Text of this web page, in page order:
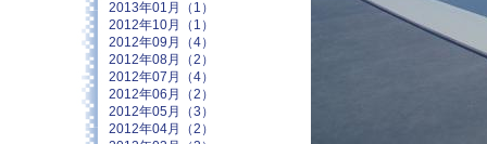
2013年01月（1）
2012年10月（1）
2012年09月（4）
2012年08月（2）
2012年07月（4）
2012年06月（2）
2012年05月（3）
2012年04月（2）